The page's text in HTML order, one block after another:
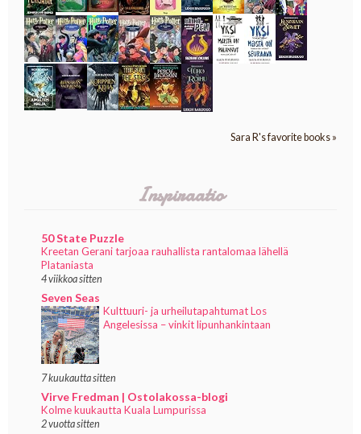
Sara R's favorite books »
Inspiraatio
50 State Puzzle
Kreetan Gerani tarjoaa rauhallista rantalomaa lähellä
Plataniasta
4 viikkoa sitten
Seven Seas
Kulttuuri- ja urheilutapahtumat Los
Angelesissa – vinkit lipunhankintaan
7 kuukautta sitten
Virve Fredman | Ostolakossa-blogi
Kolme kuukautta Kuala Lumpurissa
2 vuotta sitten